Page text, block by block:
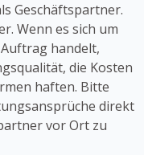
Geschäftspartner.
Wenn es sich um
handelt,
die Kosten
haften. Bitte
direkt
vor Ort zu